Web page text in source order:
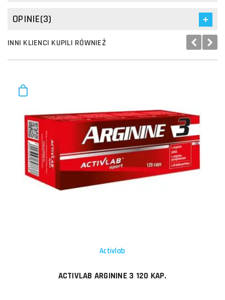
OPINIE(3)
INNI KLIENCI KUPILI RÓWNIEŻ
Activlab
ACTIVLAB ARGININE 3 120 KAP.